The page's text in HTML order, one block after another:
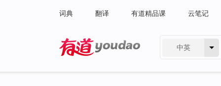
词典 翻译 有道精品课 云笔记
中英